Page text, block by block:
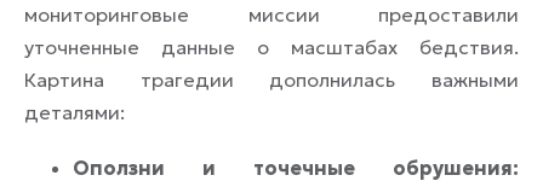
мониторинговые миссии предоставили
уточненные данные о масштабах бедствия.
Картина трагедии дополнилась важными
деталями:
Оползни и точечные обрушения: